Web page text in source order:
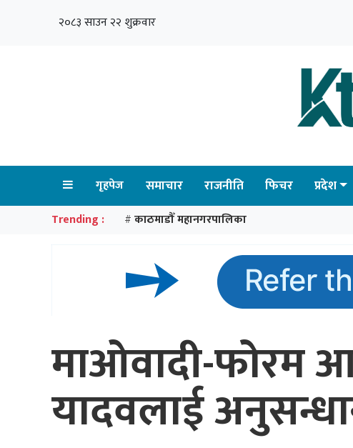
२०८३ साउन २२ शुक्रवार
गृहपेज समाचार राजनीति फिचर प्रदेश
Trending : # काठमाडौँ महानगरपालिका
माओवादी-फोरम
यादवलाई